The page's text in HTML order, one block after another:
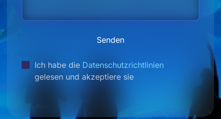
Senden
Ich habe die Datenschutzrichtlinien
gelesen und akzeptiere sie